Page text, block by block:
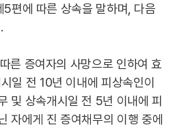
5편에 따른 상속을 말하며, 다음
따른 증여자의 사망으로 인하여 효
일 전 10년 이내에 피상속인이
및 상속개시일 전 5년 이내에 피
자에게 진 증여채무의 이행 중에